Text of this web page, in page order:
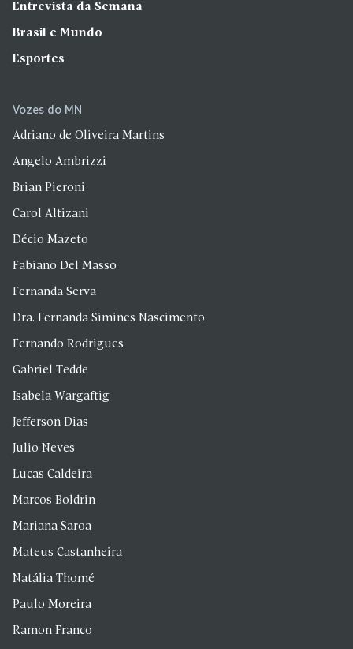
Entrevista da Semana
Brasil e Mundo
Esportes
Vozes do MN
Adriano de Oliveira Martins
Angelo Ambrizzi
Brian Pieroni
Carol Altizani
Décio Mazeto
Fabiano Del Masso
Fernanda Serva
Dra. Fernanda Simines Nascimento
Fernando Rodrigues
Gabriel Tedde
Isabela Wargaftig
Jefferson Dias
Julio Neves
Lucas Caldeira
Marcos Boldrin
Mariana Saroa
Mateus Castanheira
Natália Thomé
Paulo Moreira
Ramon Franco